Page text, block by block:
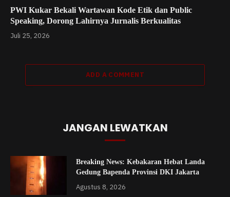
PWI Kukar Bekali Wartawan Kode Etik dan Public
Speaking, Dorong Lahirnya Jurnalis Berkualitas
Juli 25, 2026
ADD A COMMENT
JANGAN LEWATKAN
Breaking News: Kebakaran Hebat Landa
Gedung Bapenda Provinsi DKI Jakarta
Agustus 8, 2026